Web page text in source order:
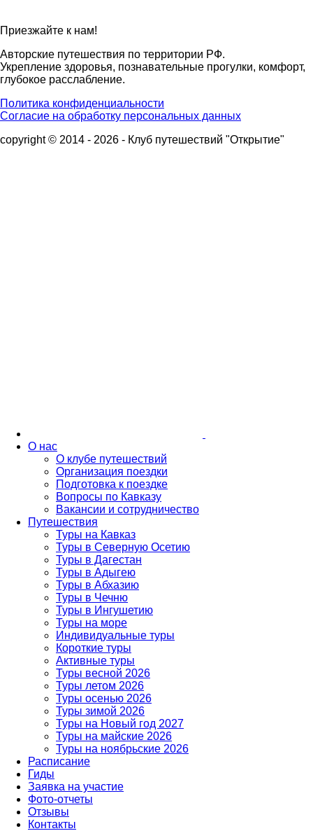
Приезжайте к нам!
Авторские путешествия по территории РФ.
Укрепление здоровья, познавательные прогулки, комфорт,
глубокое расслабление.
Политика конфиденциальности
Согласие на обработку персональных данных
copyright © 2014 - 2026 - Клуб путешествий "Открытие"
О нас
О клубе путешествий
Организация поездки
Подготовка к поездке
Вопросы по Кавказу
Вакансии и сотрудничество
Путешествия
Туры на Кавказ
Туры в Северную Осетию
Туры в Дагестан
Туры в Адыгею
Туры в Абхазию
Туры в Чечню
Туры в Ингушетию
Туры на море
Индивидуальные туры
Короткие туры
Активные туры
Туры весной 2026
Туры летом 2026
Туры осенью 2026
Туры зимой 2026
Туры на Новый год 2027
Туры на майские 2026
Туры на ноябрьские 2026
Расписание
Гиды
Заявка на участие
Фото-отчеты
Отзывы
Контакты